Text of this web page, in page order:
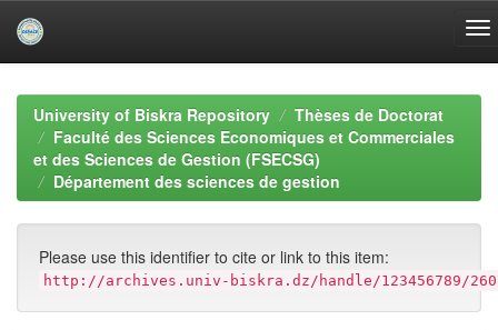
navigationUniversity of Biskra Repository
Thèses de Doctorat
Faculté des Sciences Economiques et Commerciales
et des Sciences de Gestion (FSECSG)
Département des sciences de gestion
Please use this identifier to cite or link to this item:
http://archives.univ-biskra.dz/handle/123456789/